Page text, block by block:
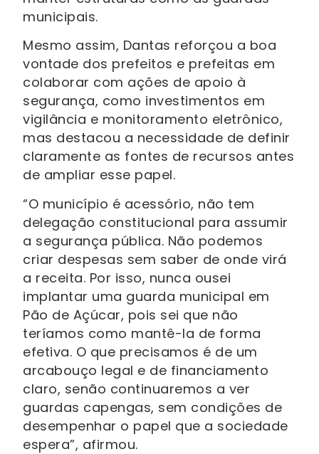
municipais.
Mesmo assim, Dantas reforçou a boa
vontade dos prefeitos e prefeitas em
colaborar com ações de apoio à
segurança, como investimentos em
vigilância e monitoramento eletrônico,
mas destacou a necessidade de definir
claramente as fontes de recursos antes
de ampliar esse papel.
“O município é acessório, não tem
delegação constitucional para assumir
a segurança pública. Não podemos
criar despesas sem saber de onde virá
a receita. Por isso, nunca ousei
implantar uma guarda municipal em
Pão de Açúcar, pois sei que não
teríamos como mantê-la de forma
efetiva. O que precisamos é de um
arcabouço legal e de financiamento
claro, senão continuaremos a ver
guardas capengas, sem condições de
desempenhar o papel que a sociedade
espera”, afirmou.